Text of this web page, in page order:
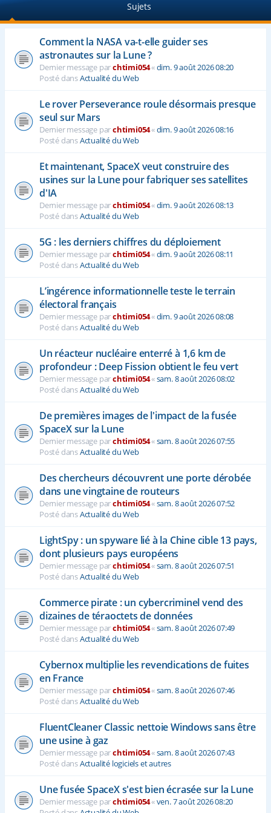
Sujets
Comment la NASA va-t-elle guider ses
astronautes sur la Lune ?
Dernier message parchtimi054«dim. 9 août 2026 08:20
Posté dansActualité du Web
Le rover Perseverance roule désormais presque
seul sur Mars
Dernier message parchtimi054«dim. 9 août 2026 08:16
Posté dansActualité du Web
Et maintenant, SpaceX veut construire des
usines sur la Lune pour fabriquer ses satellites
d'IA
Dernier message parchtimi054«dim. 9 août 2026 08:13
Posté dansActualité du Web
5G : les derniers chiffres du déploiement
Dernier message parchtimi054«dim. 9 août 2026 08:11
Posté dansActualité du Web
L’ingérence informationnelle teste le terrain
électoral français
Dernier message parchtimi054«dim. 9 août 2026 08:08
Posté dansActualité du Web
Un réacteur nucléaire enterré à 1,6 km de
profondeur : Deep Fission obtient le feu vert
Dernier message parchtimi054«sam. 8 août 2026 08:02
Posté dansActualité du Web
De premières images de l'impact de la fusée
SpaceX sur la Lune
Dernier message parchtimi054«sam. 8 août 2026 07:55
Posté dansActualité du Web
Des chercheurs découvrent une porte dérobée
dans une vingtaine de routeurs
Dernier message parchtimi054«sam. 8 août 2026 07:52
Posté dansActualité du Web
LightSpy : un spyware lié à la Chine cible 13 pays,
dont plusieurs pays européens
Dernier message parchtimi054«sam. 8 août 2026 07:51
Posté dansActualité du Web
Commerce pirate : un cybercriminel vend des
dizaines de téraoctets de données
Dernier message parchtimi054«sam. 8 août 2026 07:49
Posté dansActualité du Web
Cybernox multiplie les revendications de fuites
en France
Dernier message parchtimi054«sam. 8 août 2026 07:46
Posté dansActualité du Web
FluentCleaner Classic nettoie Windows sans être
une usine à gaz
Dernier message parchtimi054«sam. 8 août 2026 07:43
Posté dansActualité logiciels et autres
Une fusée SpaceX s'est bien écrasée sur la Lune
Dernier message parchtimi054«ven. 7 août 2026 08:20